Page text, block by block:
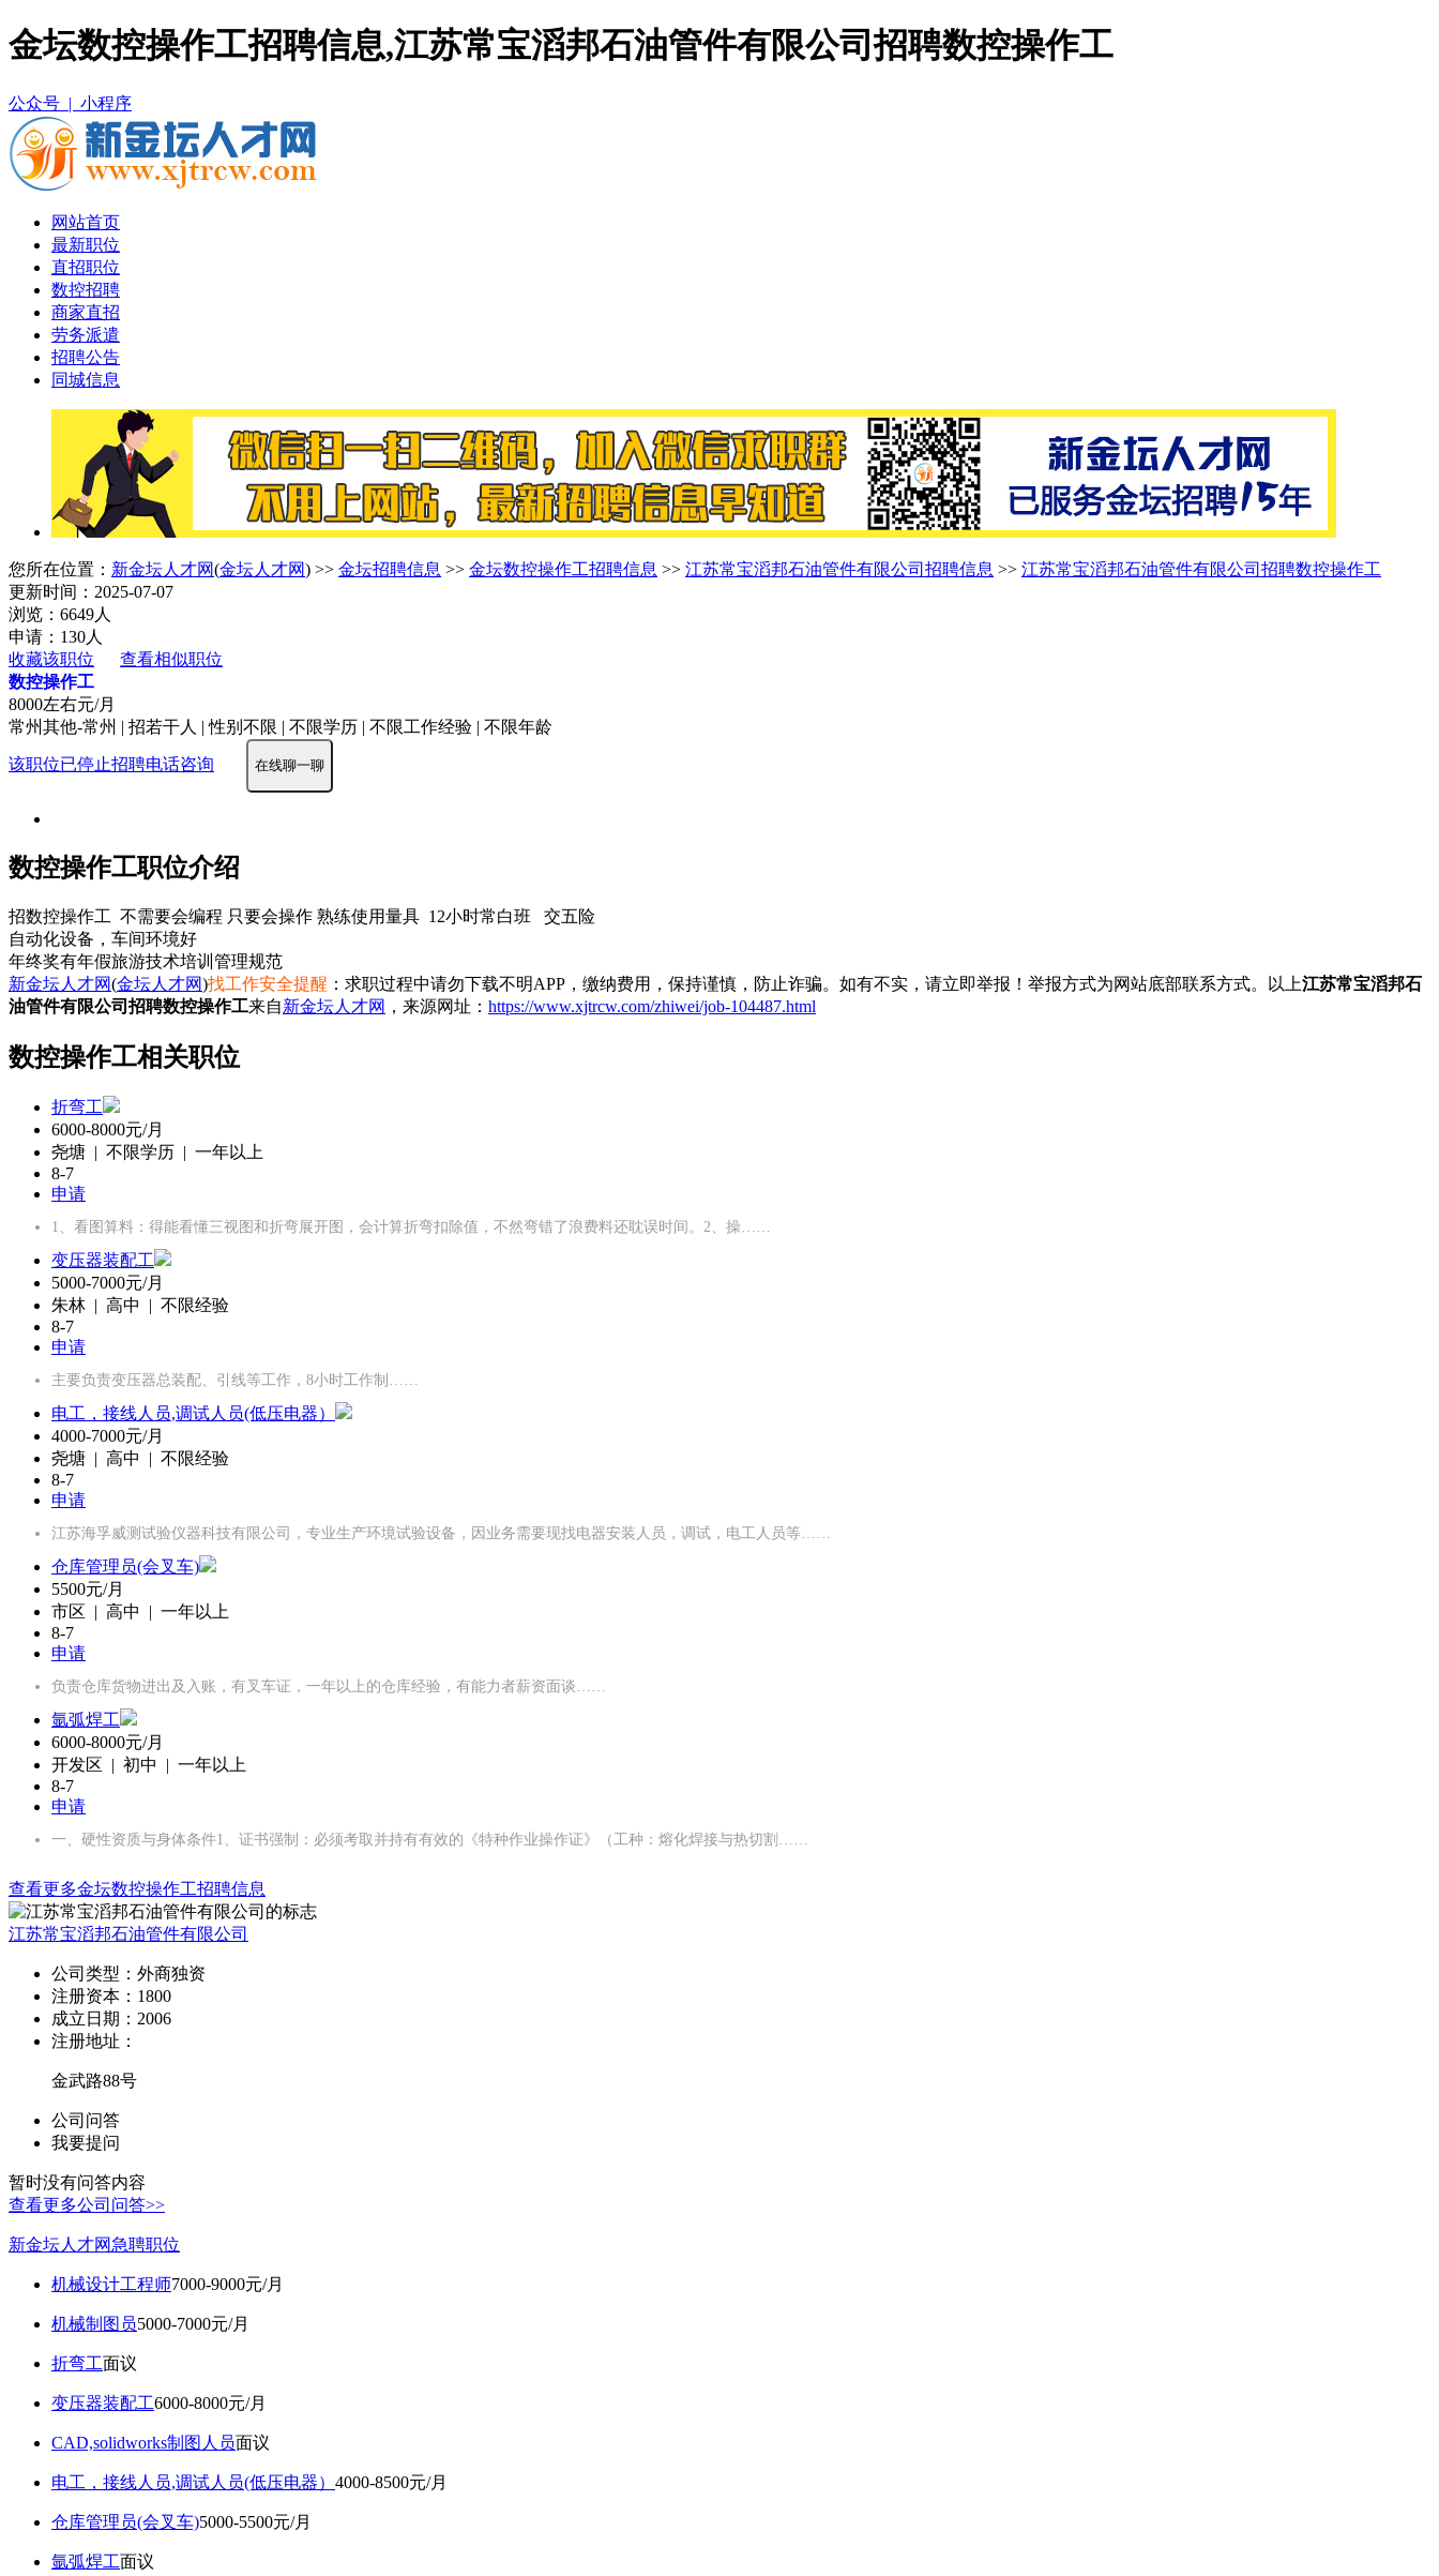
金坛数控操作工招聘信息,江苏常宝滔邦石油管件有限公司招聘数控操作工
公众号 | 小程序
网站首页
最新职位
直招职位
数控招聘
商家直招
劳务派遣
招聘公告
同城信息
您所在位置： 新金坛人才网(金坛人才网) >> 金坛招聘信息 >> 金坛数控操作工招聘信息 >> 江苏常宝滔邦石油管件有限公司招聘信息 >> 江苏常宝滔邦石油管件有限公司招聘数控操作工
更新时间：2025-07-07
浏览：6649人
申请：130人
收藏该职位
查看相似职位
数控操作工
8000左右元/月
常州其他-常州 | 招若干人 | 性别不限 | 不限学历 | 不限工作经验 | 不限年龄
该职位已停止招聘电话咨询 在线聊一聊
数控操作工职位介绍
招数控操作工 不需要会编程 只要会操作 熟练使用量具 12小时常白班 交五险
自动化设备，车间环境好
年终奖有年假旅游技术培训 管理规范
新金坛人才网(金坛人才网)找工作安全提醒 ：求职过程中请勿下载不明APP，缴纳费用，保持谨慎，防止诈骗。如有不实，请立即举报！举报方式为网站底部联系方式。以上江苏常宝滔邦石
油管件有限公司招聘数控操作工来自新金坛人才网 ，来源网址： https://www.xjtrcw.com/zhiwei/job-104487.html
数控操作工相关职位
折弯工
6000-8000元/月
尧塘 | 不限学历 | 一年以上
8-7
申请
1、‌看图算料‌：得能看懂三视图和折弯展开图，会计算折弯扣除值，不然弯错了浪费料还耽误时间。2、‌操……
变压器装配工
5000-7000元/月
朱林 | 高中 | 不限经验
8-7
申请
主要负责变压器总装配、引线等工作，8小时工作制……
电工，接线人员,调试人员(低压电器）
4000-7000元/月
尧塘 | 高中 | 不限经验
8-7
申请
江苏海孚威测试验仪器科技有限公司，专业生产环境试验设备，因业务需要现找电器安装人员，调试，电工人员等……
仓库管理员(会叉车)
5500元/月
市区 | 高中 | 一年以上
8-7
申请
负责仓库货物进出及入账，有叉车证，一年以上的仓库经验，有能力者薪资面谈……
氩弧焊工
6000-8000元/月
开发区 | 初中 | 一年以上
8-7
申请
一、硬性资质与身体条件1、证书强制‌：必须考取并持有有效的《特种作业操作证》（工种：熔化焊接与热切割……
查看更多金坛数控操作工招聘信息
江苏常宝滔邦石油管件有限公司
公司类型： 外商独资
注册资本： 1800
成立日期： 2006
注册地址：
金武路88号
公司问答
我要提问
暂时没有问答内容
查看更多公司问答>>
新金坛人才网急聘职位
机械设计工程师7000-9000元/月
机械制图员5000-7000元/月
折弯工面议
变压器装配工6000-8000元/月
CAD,solidworks制图人员面议
电工，接线人员,调试人员(低压电器） 4000-8500元/月
仓库管理员(会叉车)5000-5500元/月
氩弧焊工面议